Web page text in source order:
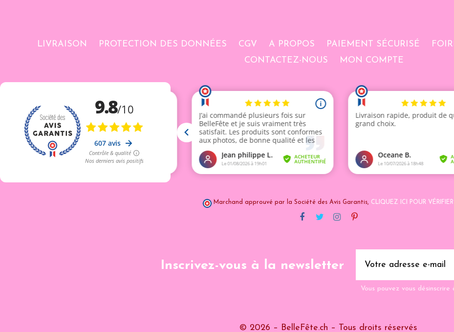
LIVRAISON PROTECTION DES DONNÉES CGV A PROPOS PAIEMENT SÉCURISÉ
CONTACTEZ-NOUS
MON COMPTE
Marchand approuvé par la Société des Avis Garantis, CLIQUEZ ICI POUR VÉRIFIER
Inscrivez-vous à la newsletter
Vous pouvez vous
© 2026 – BelleFête.ch – Tous droits réservés